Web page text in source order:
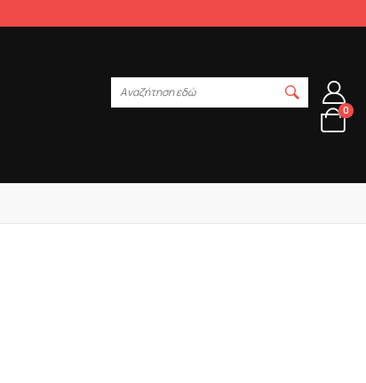
Αναζήτηση εδώ
0